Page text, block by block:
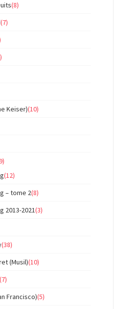
(8)
(7)
Keiser)(10)
(12)
– tome 2(8)
2013-2021(3)
(38)
(Musil)(10)
(7)
Francisco)(5)